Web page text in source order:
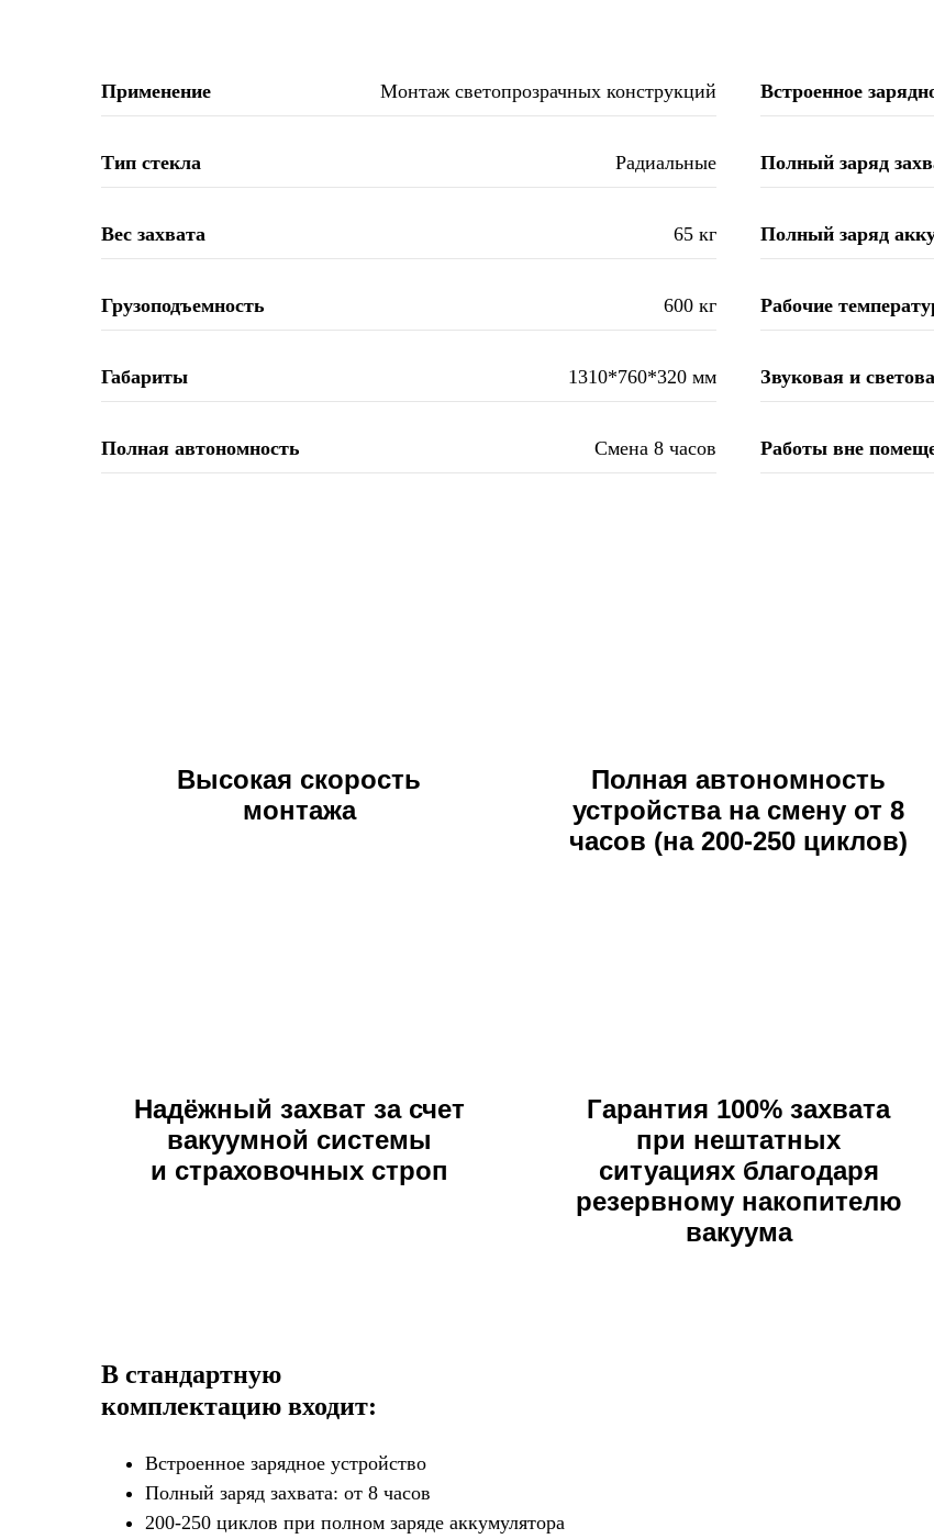
Применение Монтаж светопрозрачных конструкций
Тип стекла Радиальные
Вес захвата 65 кг
Грузоподъемность 600 кг
Габариты 1310*760*320 мм
Полная автономность Смена 8 часов
Встроенное
Полный заряд
Полный заряд
Рабочие
Звуковая и
Работы вне
Полная автономность
устройства на смену от 8
часов (на 200-250 циклов)
Высокая скорость
монтажа
Надёжный захват за счет
вакуумной системы
и страховочных строп
Гарантия 100% захвата
при нештатных
ситуациях благодаря
резервному накопителю
вакуума
В стандартную
комплектацию входит:
Встроенное зарядное устройство
Полный заряд захвата: от 8 часов
200-250 циклов при полном заряде аккумулятора